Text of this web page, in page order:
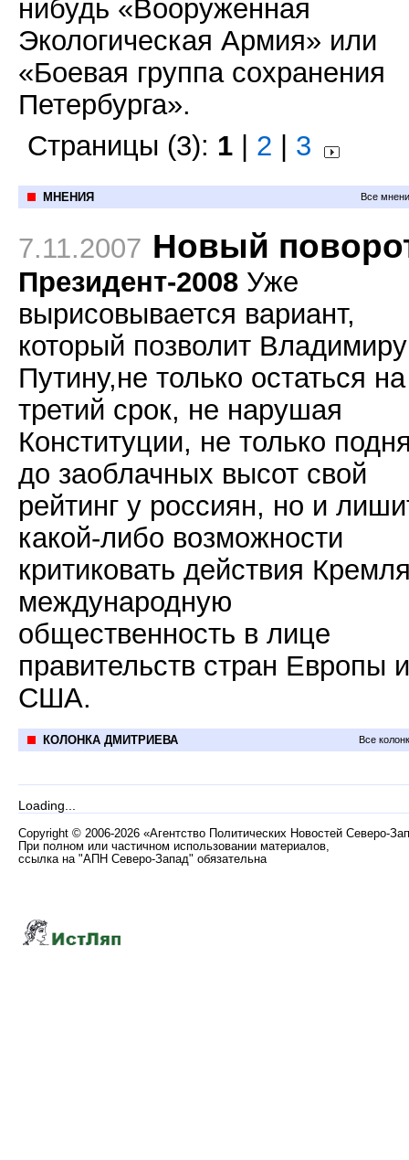
нибудь «Вооруженная
Экологическая Армия» или
«Боевая группа сохранения
Петербурга».
Страницы (3): 1 2 3
МНЕНИЯ Все
7.11.2007 Новый
Президент-2008 Уже
вырисовывается вариант,
который позволит Владимиру
Путину,не только остаться на
третий срок, не нарушая
Конституции, не только
до заоблачных высот свой
рейтинг у россиян, но и
какой-либо возможности
критиковать действия
международную
общественность в лице
правительств стран Европы и
США.
КОЛОНКА ДМИТРИЕВА Все
Loading...
Copyright © 2006-2026 «Агентство Политических Новостей Северо-
При полном или частичном использовании материалов,
ссылка на "АПН Северо-Запад" обязательна